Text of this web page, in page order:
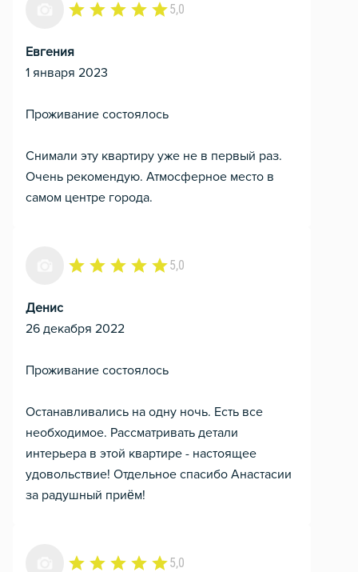
5,0
Евгения
1 января 2023
Проживание состоялось
Снимали эту квартиру уже не в первый раз.
Очень рекомендую. Атмосферное место в
самом центре города.
5,0
Денис
26 декабря 2022
Проживание состоялось
Останавливались на одну ночь. Есть все
необходимое. Рассматривать детали
интерьера в этой квартире - настоящее
удовольствие! Отдельное спасибо Анастасии
за радушный приём!
5,0